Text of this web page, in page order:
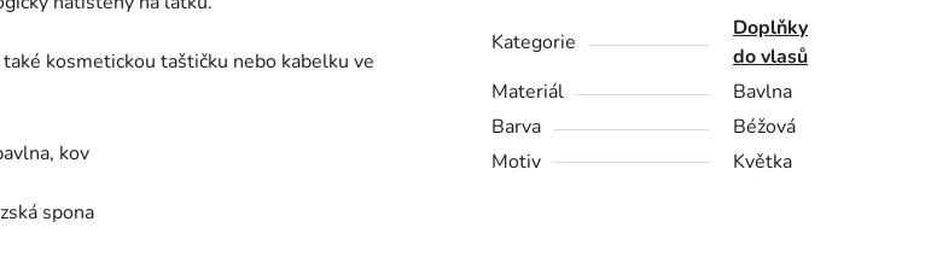
kosmetickou taštičku nebo kabelku ve
kov
spona
Kategorie
Doplňky
do vlasů
Materiál
Bavlna
Barva
Béžová
Motiv
Květka